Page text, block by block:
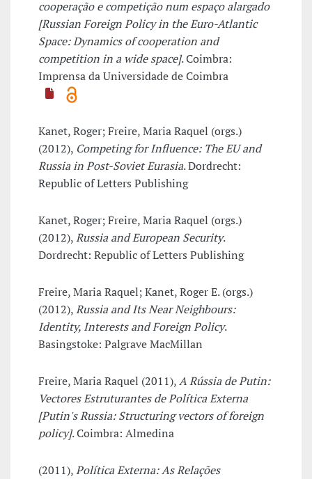
cooperação e competição num espaço alargado
[Russian Foreign Policy in the Euro-Atlantic
Space: Dynamics of cooperation and
competition in a wide space]. Coimbra:
Imprensa da Universidade de Coimbra
Kanet, Roger; Freire, Maria Raquel (orgs.)
(2012), Competing for Influence: The EU and
Russia in Post-Soviet Eurasia. Dordrecht:
Republic of Letters Publishing
Kanet, Roger; Freire, Maria Raquel (orgs.)
(2012),Russia and European Security.
Dordrecht: Republic of Letters Publishing
Freire, Maria Raquel; Kanet, Roger E. (orgs.)
(2012),Russia and Its Near Neighbours:
Identity, Interests and Foreign Policy.
Basingstoke: Palgrave MacMillan
Freire, Maria Raquel (2011),A Rússia de Putin:
Vectores Estruturantes de Política Externa
[Putin's Russia: Structuring vectors of foreign
policy]. Coimbra: Almedina
(2011),Política Externa: As Relações